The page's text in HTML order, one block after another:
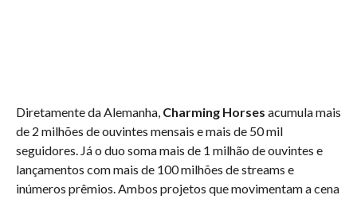
Diretamente da Alemanha, Charming Horses acumula mais
de 2 milhões de ouvintes mensais e mais de 50 mil
seguidores. Já o duo soma mais de 1 milhão de ouvintes e
lançamentos com mais de 100 milhões de streams e
inúmeros prêmios. Ambos projetos que movimentam a cena